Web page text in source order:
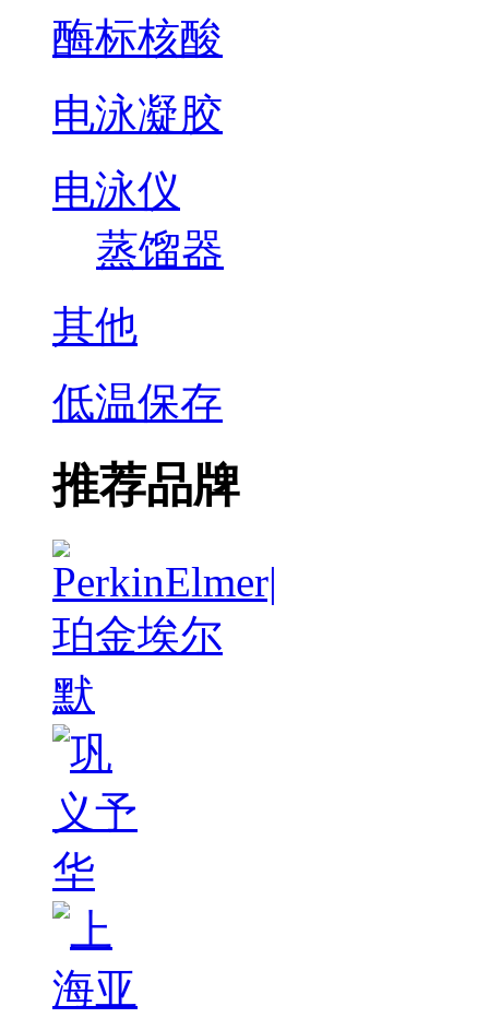
酶标核酸
电泳凝胶
电泳仪
蒸馏器
其他
低温保存
推荐品牌